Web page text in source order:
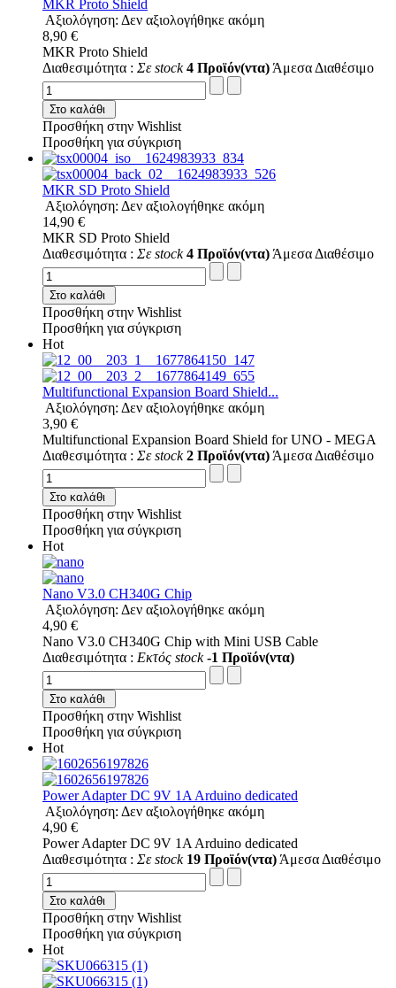
MKR Proto Shield
Αξιολόγηση: Δεν αξιολογήθηκε ακόμη
8,90 €
MKR Proto Shield
Διαθεσιμότητα : Σε stock 4 Προϊόν(ντα) Άμεσα Διαθέσιμο
Στο καλάθι
Προσθήκη στην Wishlist
Προσθήκη για σύγκριση
MKR SD Proto Shield
Αξιολόγηση: Δεν αξιολογήθηκε ακόμη
14,90 €
MKR SD Proto Shield
Διαθεσιμότητα : Σε stock 4 Προϊόν(ντα) Άμεσα Διαθέσιμο
Στο καλάθι
Προσθήκη στην Wishlist
Προσθήκη για σύγκριση
Hot
Multifunctional Expansion Board Shield...
Αξιολόγηση: Δεν αξιολογήθηκε ακόμη
3,90 €
Multifunctional Expansion Board Shield for UNO - MEGA
Διαθεσιμότητα : Σε stock 2 Προϊόν(ντα) Άμεσα Διαθέσιμο
Στο καλάθι
Προσθήκη στην Wishlist
Προσθήκη για σύγκριση
Hot
Nano V3.0 CH340G Chip
Αξιολόγηση: Δεν αξιολογήθηκε ακόμη
4,90 €
Nano V3.0 CH340G Chip with Mini USB Cable
Διαθεσιμότητα : Εκτός stock -1 Προϊόν(ντα)
Στο καλάθι
Προσθήκη στην Wishlist
Προσθήκη για σύγκριση
Hot
Power Adapter DC 9V 1A Arduino dedicated
Αξιολόγηση: Δεν αξιολογήθηκε ακόμη
4,90 €
Power Adapter DC 9V 1A Arduino dedicated
Διαθεσιμότητα : Σε stock 19 Προϊόν(ντα) Άμεσα Διαθέσιμο
Στο καλάθι
Προσθήκη στην Wishlist
Προσθήκη για σύγκριση
Hot